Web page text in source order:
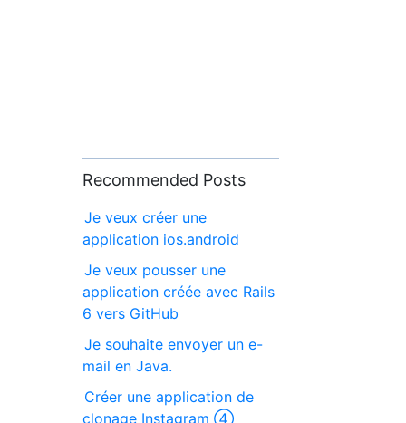
Recommended Posts
Je veux créer une
application ios.android
Je veux pousser une
application créée avec Rails
6 vers GitHub
Je souhaite envoyer un e-
mail en Java.
Créer une application de
clonage Instagram ④